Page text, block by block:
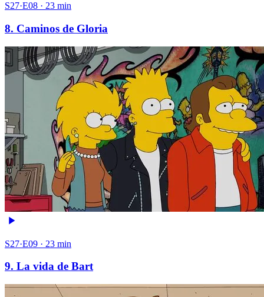
S27·E08 · 23 min
8. Caminos de Gloria
S27·E09 · 23 min
9. La vida de Bart